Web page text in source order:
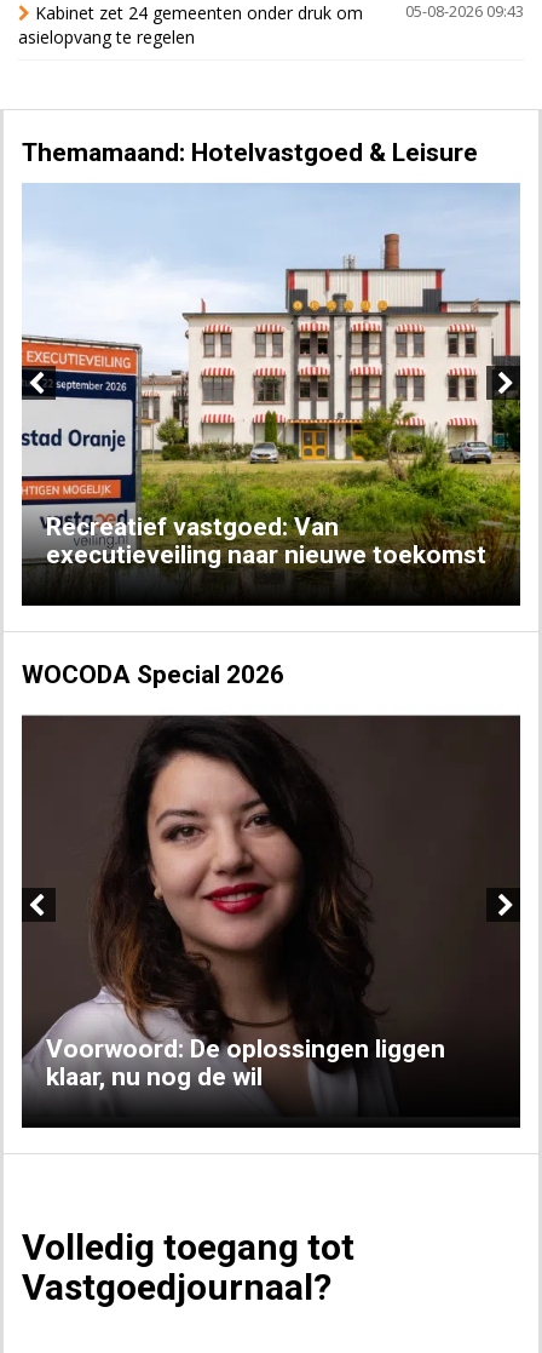
05-08-2026 09:43
Kabinet zet 24 gemeenten onder druk om
asielopvang te regelen
Themamaand: Hotelvastgoed & Leisure
Recreatief vastgoed: Van
executieveiling naar nieuwe toekomst
Next
WOCODA Special 2026
Voorwoord: De oplossingen liggen
klaar, nu nog de wil
Volledig toegang tot
Vastgoedjournaal?